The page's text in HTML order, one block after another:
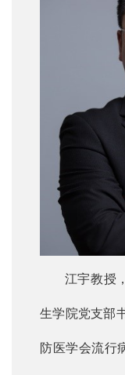
江宇教授，
生学院党支部
防医学会流行